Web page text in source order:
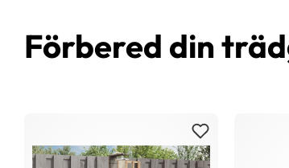
Förbered din